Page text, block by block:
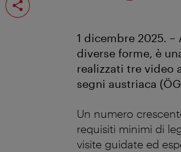
page
1 dicembre 2025.
diverse forme, è
realizzati tre video
segni austriaca
Un numero
requisiti minimi di
visite guidate ed